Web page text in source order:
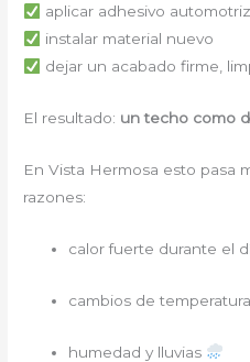
aplicar adhesivo
instalar material nuevo
dejar un acabado firme,
El resultado: un techo como
En Vista Hermosa esto pasa
razones:
calor fuerte durante el
cambios de temperatura
humedad y lluvias